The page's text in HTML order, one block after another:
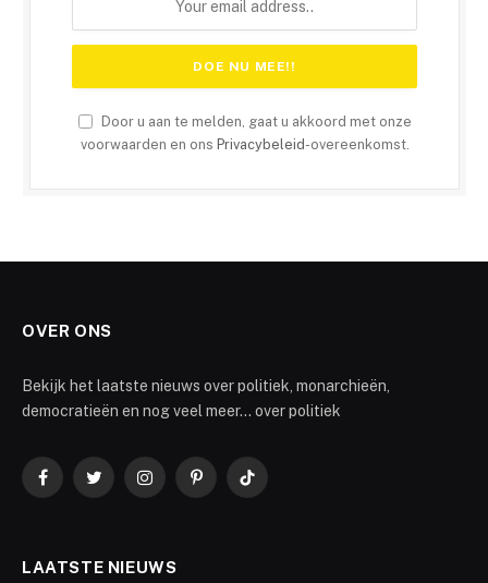
Door u aan te melden, gaat u akkoord met onze
voorwaarden en ons Privacybeleid-overeenkomst.
OVER ONS
Bekijk het laatste nieuws over politiek, monarchieën,
democratieën en nog veel meer... over politiek
FacebookTwitterInstagramPinterestTikTok
LAATSTE NIEUWS